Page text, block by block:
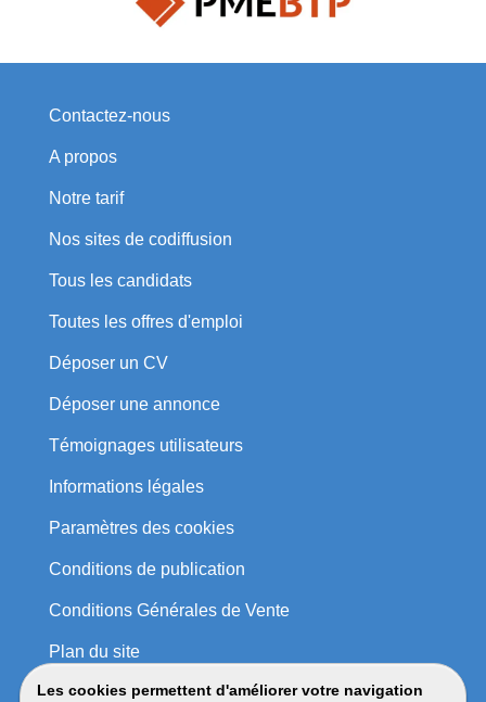
Les cookies permettent d'améliorer votre navigation
Contactez-nous
A propos
Notre tarif
Nos sites de codiffusion
Tous les candidats
Toutes les offres d'emploi
Déposer un CV
Déposer une annonce
Témoignages utilisateurs
Informations légales
Paramètres des cookies
Conditions de publication
Conditions Générales de Vente
Plan du site